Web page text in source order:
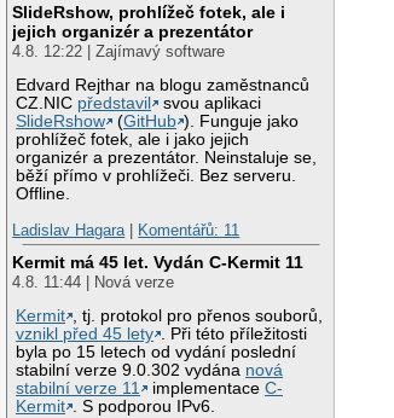
SlideRshow, prohlížeč fotek, ale i
jejich organizér a prezentátor
4.8. 12:22 | Zajímavý software
Edvard Rejthar na blogu zaměstnanců
CZ.NIC představil
svou aplikaci
SlideRshow
(GitHub ). Funguje jako
prohlížeč fotek, ale i jako jejich
organizér a prezentátor. Neinstaluje se,
běží přímo v prohlížeči. Bez serveru.
Offline.
Ladislav Hagara| Komentářů: 11
Kermit má 45 let. Vydán C-Kermit 11
4.8. 11:44 | Nová verze
Kermit , tj. protokol pro přenos souborů,
vznikl před 45 lety . Při této příležitosti
byla po 15 letech od vydání poslední
stabilní verze 9.0.302 vydána nová
stabilní verze 11
implementaceC-
Kermit . S podporou IPv6.